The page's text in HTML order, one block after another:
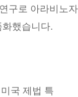
구로 아라비노자
했습니다.
국 제법 특